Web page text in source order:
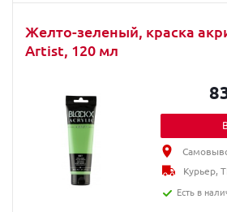
Желто-зеленый, краска
Artist, 120 мл
Курьер,
Есть в